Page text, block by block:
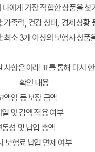
에게 가장 적합한 상품을
가족력, 건강 상태, 경제 상
최소 3개 이상의 보험사 상
사항은 아래 표를 통해 다시
확인 내용
액암 등 보장 금액
및 감액 적용 여부
성 및 납입 총액
보험료 납입 면제 여부